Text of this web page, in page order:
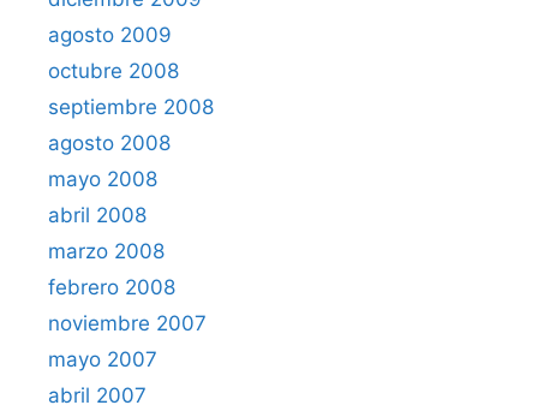
agosto 2009
octubre 2008
septiembre 2008
agosto 2008
mayo 2008
abril 2008
marzo 2008
febrero 2008
noviembre 2007
mayo 2007
abril 2007